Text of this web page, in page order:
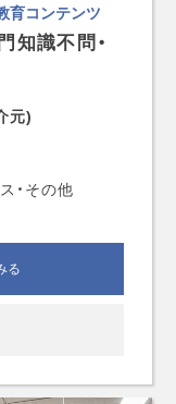
育コンテンツ
知識不問・
元)
・その他
る